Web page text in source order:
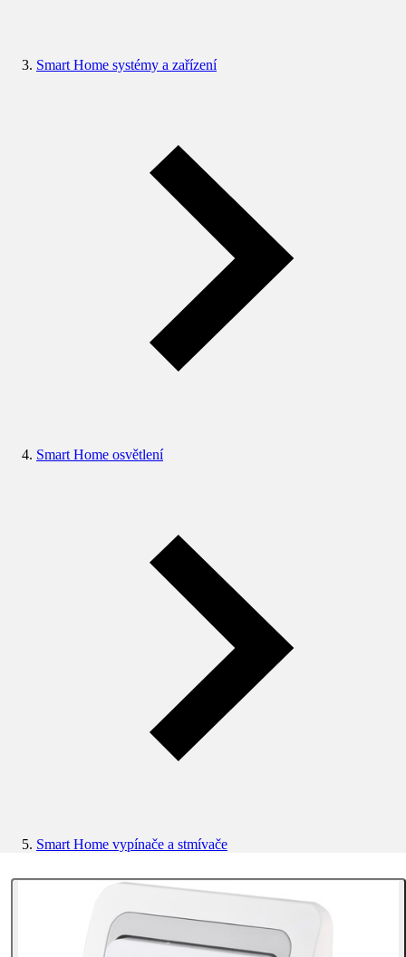
Smart Home systémy a zařízení
Smart Home osvětlení
Smart Home vypínače a stmívače